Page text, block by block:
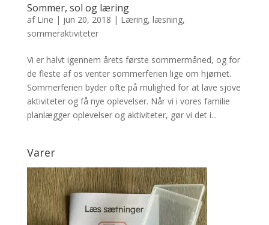
Sommer, sol og læring
af Line | jun 20, 2018 | Læring, læsning,
sommeraktiviteter
Vi er halvt igennem årets første sommermåned, og for
de fleste af os venter sommerferien lige om hjørnet.
Sommerferien byder ofte på mulighed for at lave sjove
aktiviteter og få nye oplevelser. Når vi i vores familie
planlægger oplevelser og aktiviteter, gør vi det i...
Varer